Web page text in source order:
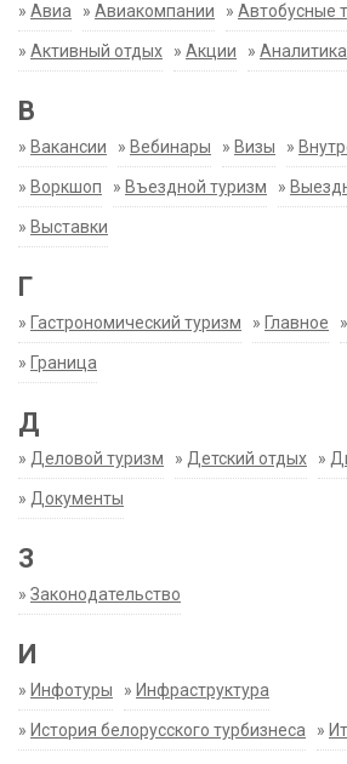
» Авиа » Авиакомпании » Автобусные
» Активный отдых » Акции » Аналитика
В
» Вакансии » Вебинары » Визы »
» Воркшоп » Въездной туризм »
» Выставки
Г
» Гастрономический туризм » Главное »
» Граница
Д
» Деловой туризм » Детский отдых »
» Документы
З
» Законодательство
И
» Инфотуры » Инфраструктура
» История белорусского турбизнеса »